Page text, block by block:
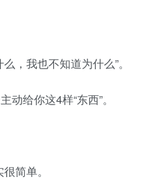
我也不知道为什么”。
给你这4样“东西”。
简单。